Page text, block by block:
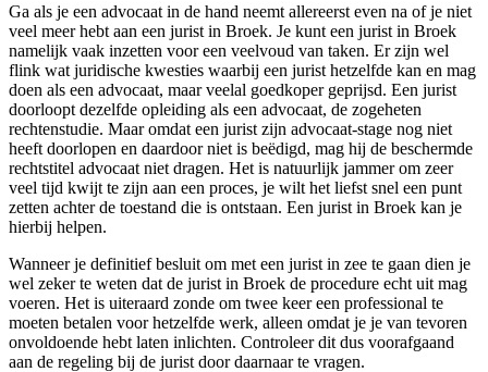
Ga als je een advocaat in de hand neemt allereerst even na of je niet
veel meer hebt aan een jurist in Broek. Je kunt een jurist in Broek
namelijk vaak inzetten voor een veelvoud van taken. Er zijn wel
flink wat juridische kwesties waarbij een jurist hetzelfde kan en mag
doen als een advocaat, maar veelal goedkoper geprijsd. Een jurist
doorloopt dezelfde opleiding als een advocaat, de zogeheten
rechtenstudie. Maar omdat een jurist zijn advocaat-stage nog niet
heeft doorlopen en daardoor niet is beëdigd, mag hij de beschermde
rechtstitel advocaat niet dragen. Het is natuurlijk jammer om zeer
veel tijd kwijt te zijn aan een proces, je wilt het liefst snel een punt
zetten achter de toestand die is ontstaan. Een jurist in Broek kan je
hierbij helpen.
Wanneer je definitief besluit om met een jurist in zee te gaan dien je
wel zeker te weten dat de jurist in Broek de procedure echt uit mag
voeren. Het is uiteraard zonde om twee keer een professional te
moeten betalen voor hetzelfde werk, alleen omdat je je van tevoren
onvoldoende hebt laten inlichten. Controleer dit dus voorafgaand
aan de regeling bij de jurist door daarnaar te vragen.